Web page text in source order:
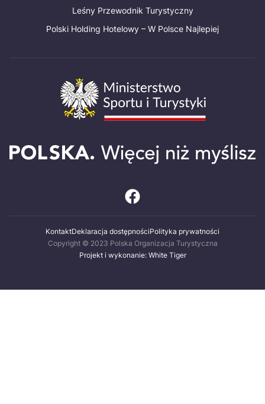
Leśny Przewodnik Turystyczny
Polski Holding Hotelowy – W Polsce Najlepiej
KontaktDeklaracja dostępnościPolityka prywatności
Copyright © 2023 Polska Organizacja Turystyczna
Projekt i wykonanie: White Tiger